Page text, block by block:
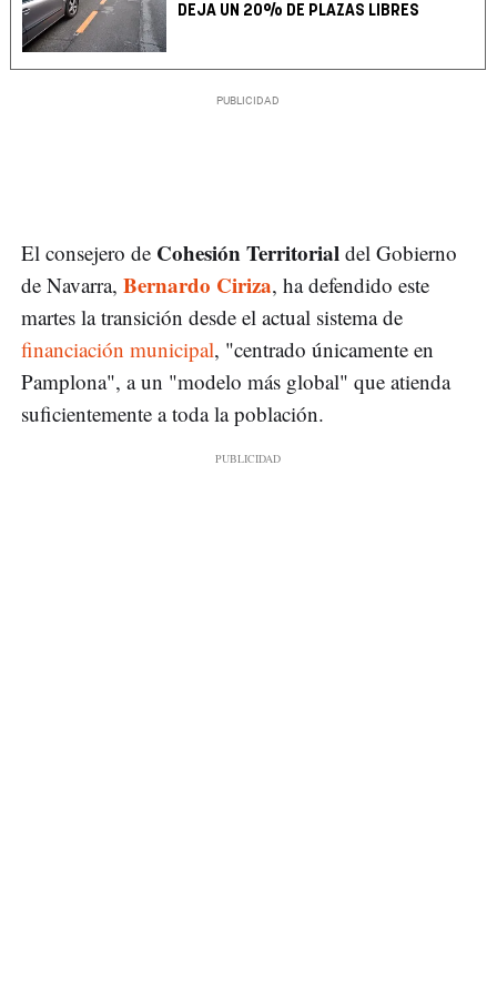
DEJA UN 20% DE PLAZAS LIBRES
El consejero de Cohesión Territorial del Gobierno
de Navarra, Bernardo Ciriza, ha defendido este
martes la transición desde el actual sistema de
financiación municipal, "centrado únicamente en
Pamplona", a un "modelo más global" que atienda
suficientemente a toda la población.